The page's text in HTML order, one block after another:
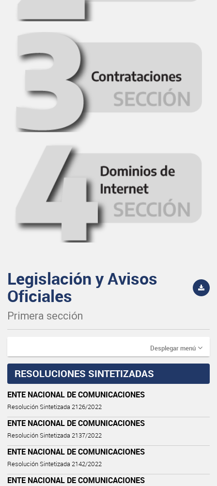
Legislación y Avisos
Oficiales
Primera sección
Desplegar menú
RESOLUCIONES SINTETIZADAS
ENTE NACIONAL DE COMUNICACIONES
Resolución Sintetizada 2126/2022
ENTE NACIONAL DE COMUNICACIONES
Resolución Sintetizada 2137/2022
ENTE NACIONAL DE COMUNICACIONES
Resolución Sintetizada 2142/2022
ENTE NACIONAL DE COMUNICACIONES